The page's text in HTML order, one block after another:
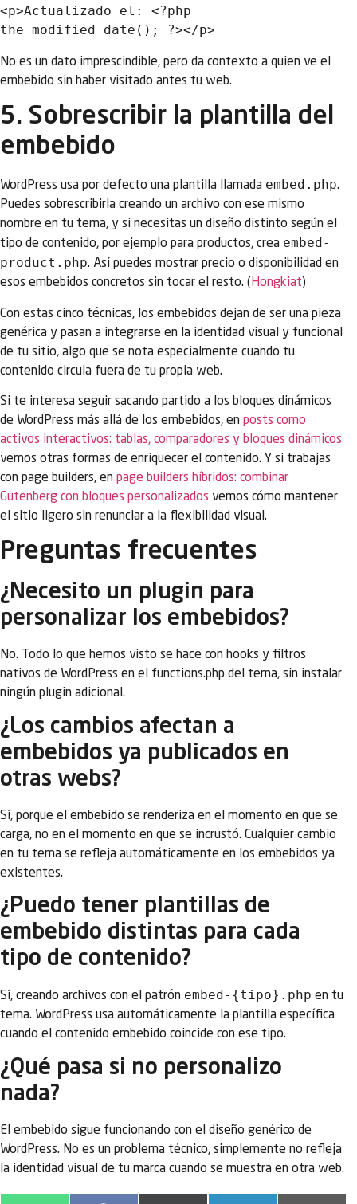
<p>Actualizado el: <?php
No es un dato imprescindible, pero da contexto a quien ve el
embebido sin haber visitado antes tu web.
5. Sobrescribir la plantilla del
embebido
WordPress usa por defecto una plantilla llamada embed.php.
Puedes sobrescribirla creando un archivo con ese mismo
nombre en tu tema, y si necesitas un diseño distinto según el
tipo de contenido, por ejemplo para productos, crea embed-
product.php. Así puedes mostrar precio o disponibilidad en
esos embebidos concretos sin tocar el resto. (Hongkiat)
Con estas cinco técnicas, los embebidos dejan de ser una pieza
genérica y pasan a integrarse en la identidad visual y funcional
de tu sitio, algo que se nota especialmente cuando tu
contenido circula fuera de tu propia web.
Si te interesa seguir sacando partido a los bloques dinámicos
de WordPress más allá de los embebidos, en posts como
activos interactivos: tablas, comparadores y bloques dinámicos
vemos otras formas de enriquecer el contenido. Y si trabajas
con page builders, en page builders híbridos: combinar
Gutenberg con bloques personalizados vemos cómo mantener
el sitio ligero sin renunciar a la flexibilidad visual.
Preguntas frecuentes
¿Necesito un plugin para
personalizar los embebidos?
No. Todo lo que hemos visto se hace con hooks y filtros
nativos de WordPress en el functions.php del tema, sin instalar
ningún plugin adicional.
¿Los cambios afectan a
embebidos ya publicados en
otras webs?
Sí, porque el embebido se renderiza en el momento en que se
carga, no en el momento en que se incrustó. Cualquier cambio
en tu tema se refleja automáticamente en los embebidos ya
existentes.
¿Puedo tener plantillas de
embebido distintas para cada
tipo de contenido?
Sí, creando archivos con el patrón embed-{tipo}.php en tu
tema. WordPress usa automáticamente la plantilla específica
cuando el contenido embebido coincide con ese tipo.
¿Qué pasa si no personalizo
nada?
El embebido sigue funcionando con el diseño genérico de
WordPress. No es un problema técnico, simplemente no refleja
la identidad visual de tu marca cuando se muestra en otra web.